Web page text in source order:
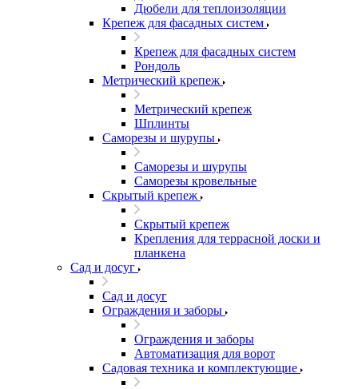
Дюбели для теплоизоляции
Крепеж для фасадных систем
Крепеж для фасадных систем
Рондоль
Метрический крепеж
Метрический крепеж
Шплинты
Саморезы и шурупы
Саморезы и шурупы
Саморезы кровельные
Скрытый крепеж
Скрытый крепеж
Крепления для террасной доски и
планкена
Сад и досуг
Сад и досуг
Ограждения и заборы
Ограждения и заборы
Автоматизация для ворот
Садовая техника и комплектующие